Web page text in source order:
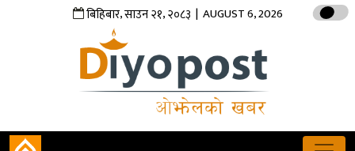
बिहिबार,साउन२१,२०८३ | AUGUST 6, 2026